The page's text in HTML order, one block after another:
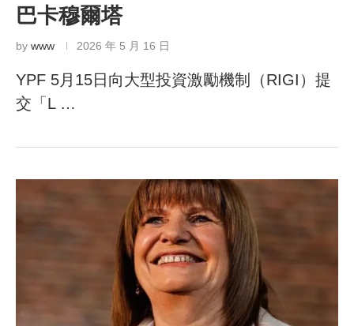
巴卡穆爾塔
by www 2026 年 5 月 16 日
YPF 5月15日向大型投資激勵機制（RIGI）提
交「L …